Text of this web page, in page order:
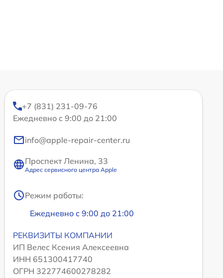
+7 (831) 231-09-76
Ежедневно с 9:00 до 21:00
info@apple-repair-center.ru
Проспект Ленина, 33
Адрес сервисного центра Apple
Режим работы:
Ежедневно с 9:00 до 21:00
РЕКВИЗИТЫ КОМПАНИИ
ИП Велес Ксения Алексеевна
ИНН 651300417740
ОГРН 322774600278282